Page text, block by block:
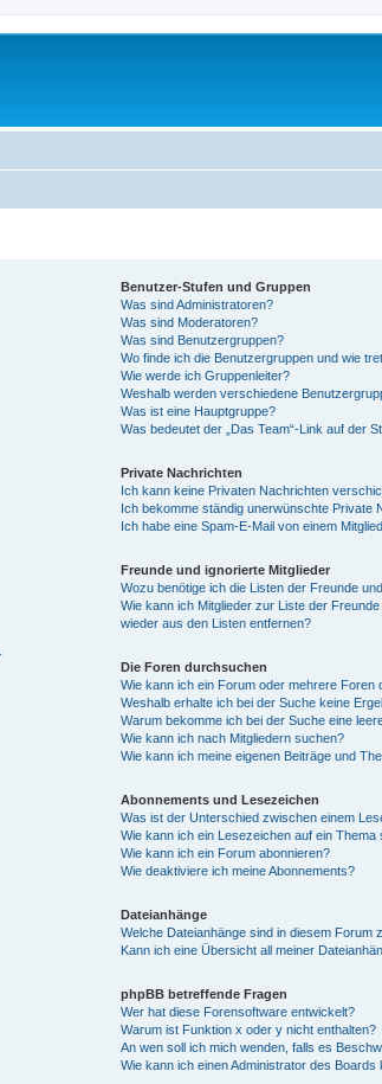
Benutzer-Stufen und Gruppen
Was sind Administratoren?
Was sind Moderatoren?
Was sind Benutzergruppen?
Wo finde ich die Benutzergruppen und wie
Wie werde ich Gruppenleiter?
Weshalb werden verschiedene
Was ist eine Hauptgruppe?
Was bedeutet der „Das Team“-Link auf der
Private Nachrichten
Ich kann keine Privaten Nachrichten
Ich bekomme ständig unerwünschte Private
Ich habe eine Spam-E-Mail von einem
Freunde und ignorierte Mitglieder
Wozu benötige ich die Listen der Freunde
Wie kann ich Mitglieder zur Liste der
wieder aus den Listen entfernen?
Die Foren durchsuchen
Wie kann ich ein Forum oder mehrere Foren
Weshalb erhalte ich bei der Suche keine
Warum bekomme ich bei der Suche eine
Wie kann ich nach Mitgliedern suchen?
Wie kann ich meine eigenen Beiträge und
Abonnements und Lesezeichen
Was ist der Unterschied zwischen einem
Wie kann ich ein Lesezeichen auf ein
Wie kann ich ein Forum abonnieren?
Wie deaktiviere ich meine Abonnements?
Dateianhänge
Welche Dateianhänge sind in diesem Forum
Kann ich eine Übersicht all meiner
phpBB betreffende Fragen
Wer hat diese Forensoftware entwickelt?
Warum ist Funktion x oder y nicht enthalten?
An wen soll ich mich wenden, falls es
Wie kann ich einen Administrator des Boards